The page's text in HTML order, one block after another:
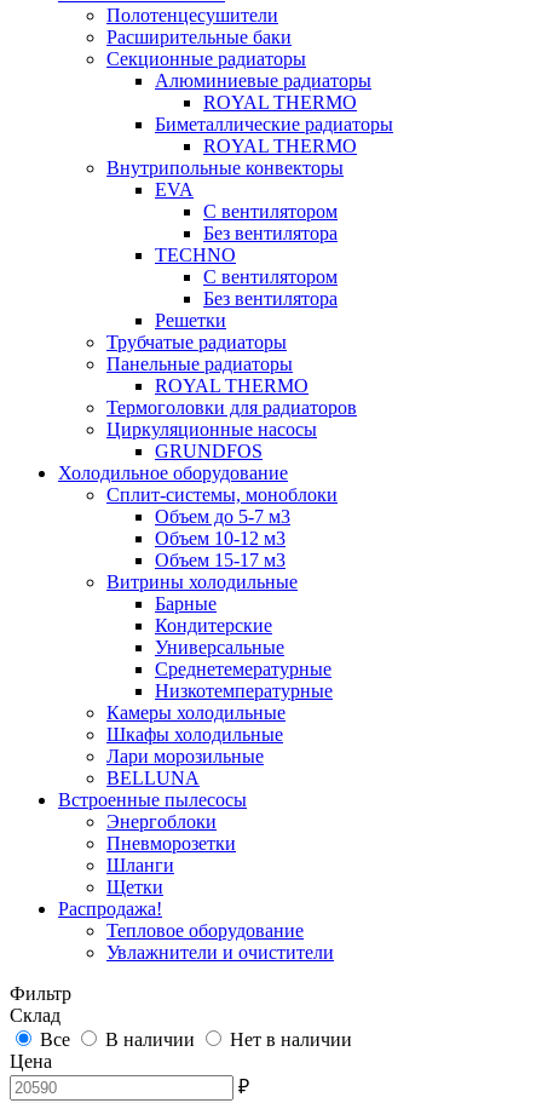
Полотенцесушители
Расширительные баки
Секционные радиаторы
Алюминиевые радиаторы
ROYAL THERMO
Биметаллические радиаторы
ROYAL THERMO
Внутрипольные конвекторы
EVA
С вентилятором
Без вентилятора
TECHNO
С вентилятором
Без вентилятора
Решетки
Трубчатые радиаторы
Панельные радиаторы
ROYAL THERMO
Термоголовки для радиаторов
Циркуляционные насосы
GRUNDFOS
Холодильное оборудование
Сплит-системы, моноблоки
Объем до 5-7 м3
Объем 10-12 м3
Объем 15-17 м3
Витрины холодильные
Барные
Кондитерские
Универсальные
Среднетемературные
Низкотемпературные
Камеры холодильные
Шкафы холодильные
Лари морозильные
BELLUNA
Встроенные пылесосы
Энергоблоки
Пневморозетки
Шланги
Щетки
Распродажа!
Тепловое оборудование
Увлажнители и очистители
Фильтр
Склад
Все
В наличии
Нет в наличии
Цена
₽